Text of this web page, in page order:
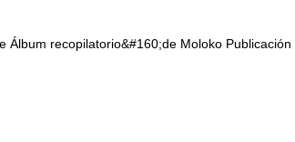
recopilatorio&#160;de Moloko Publicación